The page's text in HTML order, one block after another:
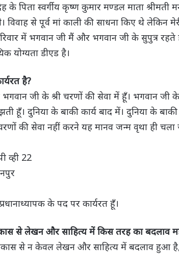
के पिता स्वर्गीय कृष्ण कुमार मण्डल माता
से पूर्व मां काली की साधना किए थे लेकिन
में भगवान जी मैं और भगवान जी के सुपुत्र रहते
योग्यता डीएड है।
है?
भगवान जी के श्री चरणों की सेवा में हूँ। भगवान जी
हूँ। दुनिया के बाकी कार्य बाद में। दुनिया के
की सेवा नहीं करने यह मानव जन्म वृथा ही
व्ही 22
के पद पर कार्यरत हूँ।
से लेखन और साहित्य में किस तरह का बदलाव
से न केवल लेखन और साहित्य में बदलाव हुआ है,